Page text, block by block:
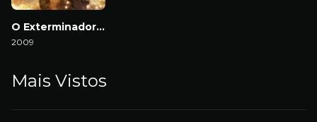
O Exterminador do Futuro 4: A Salvação
2009
Mais Vistos